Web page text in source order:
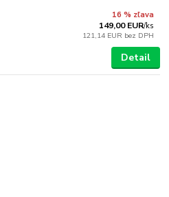
16 % zľava
149,00 EUR/ks
121,14 EUR bez DPH
Detail